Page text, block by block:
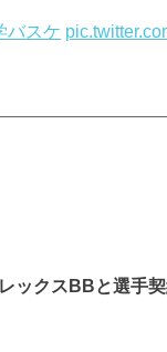
バスケ
ックスBBと選手